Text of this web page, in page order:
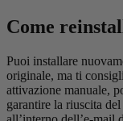
Come
Puoi installare
originale, ma ti
attivazione manuale,
garantire la riuscita